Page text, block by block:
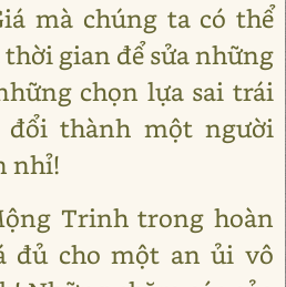
mà chúng ta có thể
gian để sửa những
chọn lựa sai trái
đổi thành một người
nhỉ!
Trinh trong hoàn
đủ cho một an ủi vô